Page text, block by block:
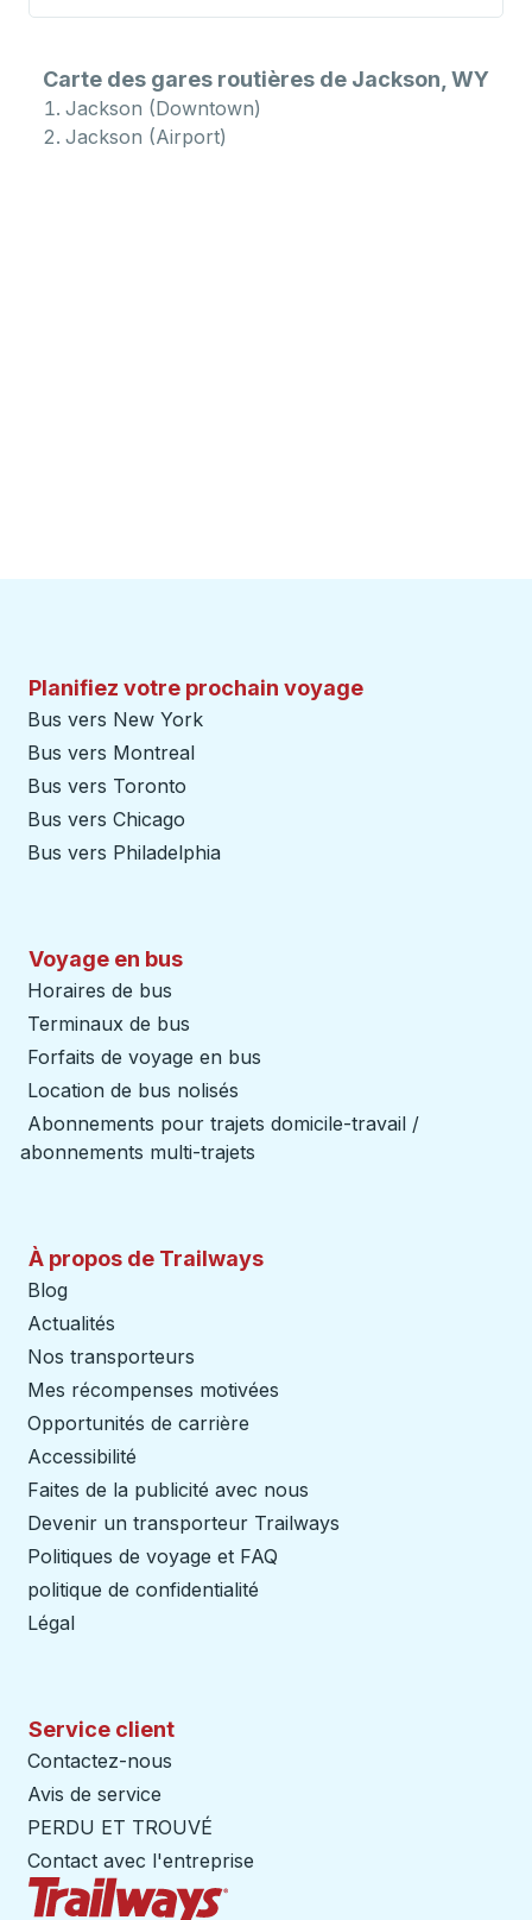
Carte des gares routières de Jackson, WY
Jackson (Downtown)
Jackson (Airport)
Planifiez votre prochain voyage
Bus vers New York
Bus vers Montreal
Bus vers Toronto
Bus vers Chicago
Bus vers Philadelphia
Voyage en bus
Horaires de bus
Terminaux de bus
Forfaits de voyage en bus
Location de bus nolisés
Abonnements pour trajets domicile-travail /
abonnements multi-trajets
À propos de Trailways
Blog
Actualités
Nos transporteurs
Mes récompenses motivées
Opportunités de carrière
Accessibilité
Faites de la publicité avec nous
Devenir un transporteur Trailways
Politiques de voyage et FAQ
politique de confidentialité
Légal
Service client
Contactez-nous
Avis de service
PERDU ET TROUVÉ
Contact avec l'entreprise